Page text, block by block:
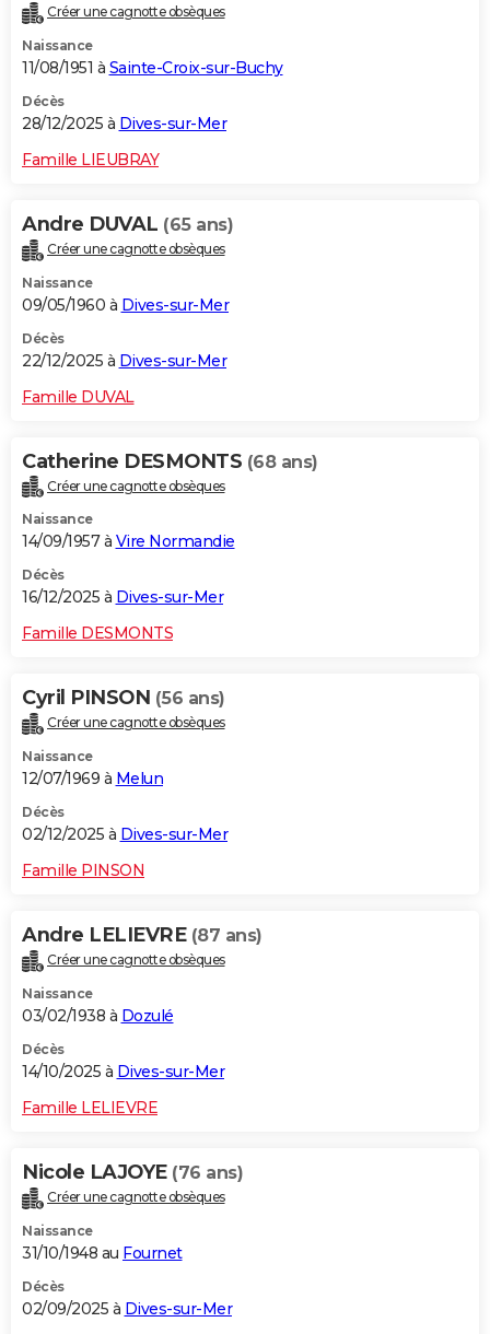
Créer une cagnotte obsèques
Naissance
11/08/1951 à Sainte-Croix-sur-Buchy
Décès
28/12/2025 à Dives-sur-Mer
Famille LIEUBRAY
Andre DUVAL (65 ans)
Créer une cagnotte obsèques
Naissance
09/05/1960 à Dives-sur-Mer
Décès
22/12/2025 à Dives-sur-Mer
Famille DUVAL
Catherine DESMONTS (68 ans)
Créer une cagnotte obsèques
Naissance
14/09/1957 à Vire Normandie
Décès
16/12/2025 à Dives-sur-Mer
Famille DESMONTS
Cyril PINSON (56 ans)
Créer une cagnotte obsèques
Naissance
12/07/1969 à Melun
Décès
02/12/2025 à Dives-sur-Mer
Famille PINSON
Andre LELIEVRE (87 ans)
Créer une cagnotte obsèques
Naissance
03/02/1938 à Dozulé
Décès
14/10/2025 à Dives-sur-Mer
Famille LELIEVRE
Nicole LAJOYE (76 ans)
Créer une cagnotte obsèques
Naissance
31/10/1948 au Fournet
Décès
02/09/2025 à Dives-sur-Mer